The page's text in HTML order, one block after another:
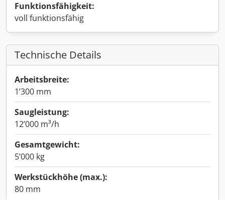
Funktionsfähigkeit:
voll funktionsfähig
Technische Details
Arbeitsbreite:
1’300 mm
Saugleistung:
12’000 m³/h
Gesamtgewicht:
5’000 kg
Werkstückhöhe (max.):
80 mm